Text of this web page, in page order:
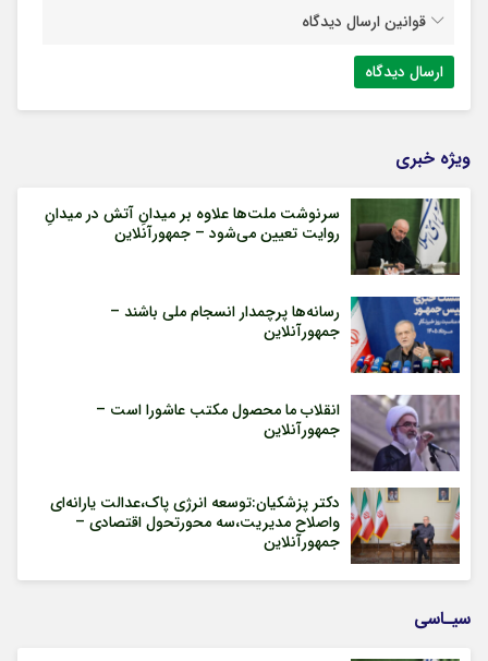
قوانین ارسال دیدگاه
ویژه خبری
سرنوشت ملت‌ها علاوه بر میدانِ آتش در میدانِ
روایت تعیین می‌شود – جمهورآنلاین
رسانه‌ها پرچمدار انسجام ملی باشند –
جمهورآنلاین
انقلاب ما محصول مکتب عاشورا است –
جمهورآنلاین
دکتر پزشکیان:توسعه انرژی پاک،عدالت یارانه‌ای
واصلاح مدیریت،سه محورتحول اقتصادی –
جمهورآنلاین
سیـاسی